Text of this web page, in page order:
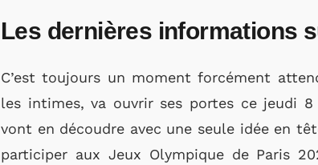
Les dernières informations
C’est toujours un moment forcément
les intimes, va ouvrir ses portes ce jeudi 8
vont en découdre avec une seule idée en
participer aux Jeux Olympique de Paris